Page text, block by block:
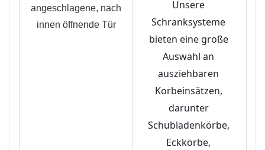
Unsere
Schranksysteme
bieten eine große
Auswahl an
ausziehbaren
Korbeinsätzen,
darunter
Schubladenkörbe,
Eckkörbe,